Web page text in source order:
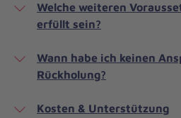
Welche weiteren
erfüllt sein?
Wann habe ich keinen
Rückholung?
Kosten & Unterstützung